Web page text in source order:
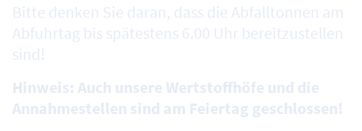
Bitte denken Sie daran, dass die Abfalltonnen am
Abfuhrtag bis spätestens 6.00 Uhr bereitzustellen
sind!
Hinweis: Auch unsere Wertstoffhöfe und die
Annahmestellen sind am Feiertag geschlossen!